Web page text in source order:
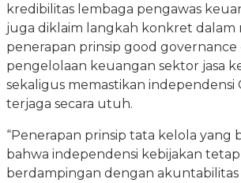
kredibilitas lembaga pengawas
juga diklaim langkah konkret
penerapan prinsip good governance
pengelolaan keuangan sektor jasa
sekaligus memastikan independensi
terjaga secara utuh.
“Penerapan prinsip tata kelola yang
bahwa independensi kebijakan
berdampingan dengan akuntabilitas